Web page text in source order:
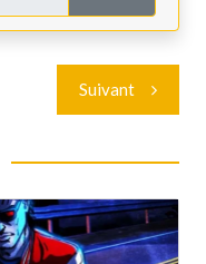
Suivant